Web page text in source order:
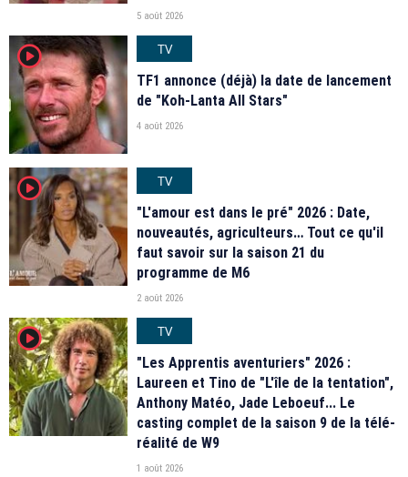
5 août 2026
player2
TV
TF1 annonce (déjà) la date de lancement
de "Koh-Lanta All Stars"
4 août 2026
player2
TV
"L'amour est dans le pré" 2026 : Date,
nouveautés, agriculteurs… Tout ce qu'il
faut savoir sur la saison 21 du
programme de M6
2 août 2026
player2
TV
"Les Apprentis aventuriers" 2026 :
Laureen et Tino de "L'île de la tentation",
Anthony Matéo, Jade Leboeuf... Le
casting complet de la saison 9 de la télé-
réalité de W9
1 août 2026